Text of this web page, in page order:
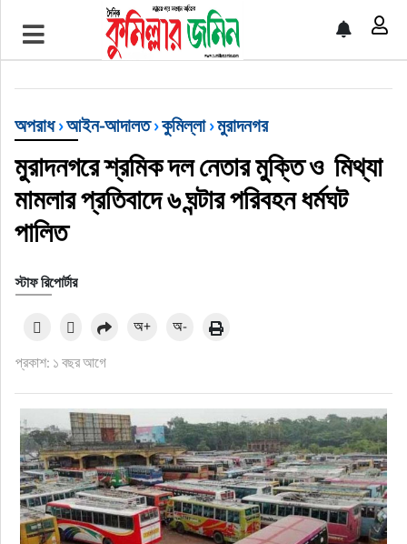
প্রচ্ছদ
আর্ন্তজাতিক
অর্থনীতি
বৃহত্তর নোয়াখালী
খেলাধুলা
রাজনীতি
নির্বাচন
অপরাধ›আইন-আদালত›কুমিল্লা›মুরাদনগর
মুরাদনগরে শ্রমিক দল নেতার মুক্তি ও মিথ্যা
মামলার প্রতিবাদে ৬ ঘন্টার পরিবহন ধর্মঘট
পালিত
স্টাফ রিপোর্টার
প্রকাশ: ১ বছর আগে
অ+ অ-